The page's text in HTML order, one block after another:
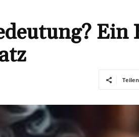
Ein
Teilen